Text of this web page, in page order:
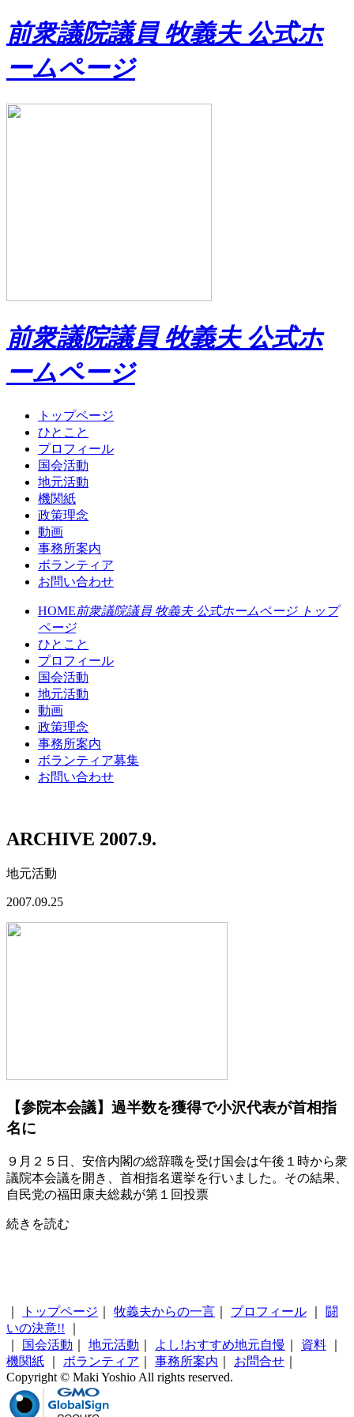
前衆議院議員 牧義夫 公式ホ
ームページ
前衆議院議員 牧義夫 公式ホ
ームページ
トップページ
ひとこと
プロフィール
国会活動
地元活動
機関紙
政策理念
動画
事務所案内
ボランティア
お問い合わせ
HOME前衆議院議員 牧義夫 公式ホームページ トップ
ページ
ひとこと
プロフィール
国会活動
地元活動
動画
政策理念
事務所案内
ボランティア募集
お問い合わせ
ARCHIVE 2007.9.
地元活動
2007.09.25
【参院本会議】過半数を獲得で小沢代表が首相指
名に
９月２５日、安倍内閣の総辞職を受け国会は午後１時から衆
議院本会議を開き、首相指名選挙を行いました。その結果、
自民党の福田康夫総裁が第１回投票
続きを読む
トップページ 牧義夫からの一言 プロフィール
闘
いの決意!!
国会活動 地元活動 よし!おすすめ地元自慢 資料
機関紙
ボランティア 事務所案内 お問合せ
Copyright © Maki Yoshio All rights reserved.